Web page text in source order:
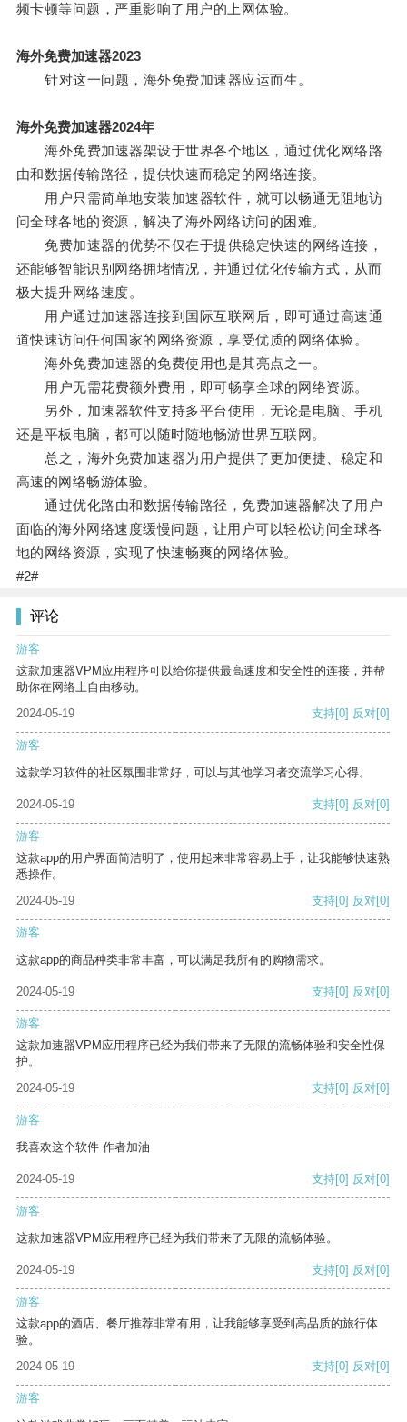
频卡顿等问题，严重影响了用户的上网体验。
海外免费加速器2023
针对这一问题，海外免费加速器应运而生。
海外免费加速器2024年
海外免费加速器架设于世界各个地区，通过优化网络路
由和数据传输路径，提供快速而稳定的网络连接。
用户只需简单地安装加速器软件，就可以畅通无阻地访
问全球各地的资源，解决了海外网络访问的困难。
免费加速器的优势不仅在于提供稳定快速的网络连接，
还能够智能识别网络拥堵情况，并通过优化传输方式，从而
极大提升网络速度。
用户通过加速器连接到国际互联网后，即可通过高速通
道快速访问任何国家的网络资源，享受优质的网络体验。
海外免费加速器的免费使用也是其亮点之一。
用户无需花费额外费用，即可畅享全球的网络资源。
另外，加速器软件支持多平台使用，无论是电脑、手机
还是平板电脑，都可以随时随地畅游世界互联网。
总之，海外免费加速器为用户提供了更加便捷、稳定和
高速的网络畅游体验。
通过优化路由和数据传输路径，免费加速器解决了用户
面临的海外网络速度缓慢问题，让用户可以轻松访问全球各
地的网络资源，实现了快速畅爽的网络体验。
#2#
评论
游客
这款加速器VPM应用程序可以给你提供最高速度和安全性的连接，并帮
助你在网络上自由移动。
2024-05-19
支持[0] 反对[0]
游客
这款学习软件的社区氛围非常好，可以与其他学习者交流学习心得。
2024-05-19 支持[0] 反对[0]
游客
这款app的用户界面简洁明了，使用起来非常容易上手，让我能够快速熟
悉操作。
2024-05-19
支持[0] 反对[0]
游客
这款app的商品种类非常丰富，可以满足我所有的购物需求。
2024-05-19 支持[0] 反对[0]
游客
这款加速器VPM应用程序已经为我们带来了无限的流畅体验和安全性保
护。
2024-05-19
支持[0] 反对[0]
游客
我喜欢这个软件 作者加油
2024-05-19 支持[0] 反对[0]
游客
这款加速器VPM应用程序已经为我们带来了无限的流畅体验。
2024-05-19 支持[0] 反对[0]
游客
这款app的酒店、餐厅推荐非常有用，让我能够享受到高品质的旅行体
验。
2024-05-19
支持[0] 反对[0]
游客